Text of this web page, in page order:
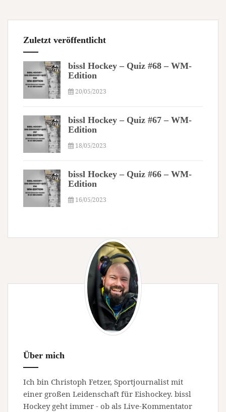
Zuletzt veröffentlicht
bissl Hockey – Quiz #68 – WM-
Edition
20/05/2023
bissl Hockey – Quiz #67 – WM-
Edition
18/05/2023
bissl Hockey – Quiz #66 – WM-
Edition
16/05/2023
Über mich
Ich bin Christoph Fetzer, Sportjournalist mit
einer großen Leidenschaft für Eishockey. bissl
Hockey geht immer - ob als Live-Kommentator